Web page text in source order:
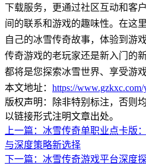
下载服务，更通过社区互动和客
间的联系和游戏的趣味性。在这
自己的冰雪传奇故事，体验到游
传奇游戏的老玩家还是新入门的
都将是您探索冰雪世界、享受游
本文地址： https://
版权声明：除非特别标注，否则
以链接形式注明文章出处。
上一篇： 冰雪传奇单职业点卡版
与深度策略新选择
下一篇： 冰雪传奇游戏平台深度